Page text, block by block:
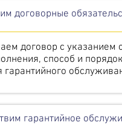
договорные
договор с указанием
способ и
гарантийного
гарантийное